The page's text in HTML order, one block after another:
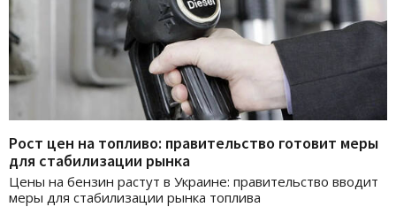
Рост цен на топливо: правительство готовит меры
для стабилизации рынка
Цены на бензин растут в Украине: правительство вводит
меры для стабилизации рынка топлива